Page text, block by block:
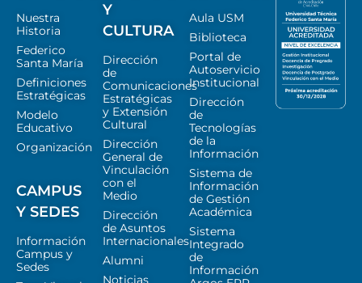
Nuestra
Historia
Federico
Santa María
Definiciones
Estratégicas
Modelo
Educativo
Organización
CAMPUS
Y SEDES
Información
Campus y
Sedes
Y
CULTURA
Dirección
de
Comunicaciones
Estratégicas
y Extensión
Cultural
Dirección
General de
Vinculación
con el
Medio
Dirección
de Asuntos
Internacionales
Alumni
Noticias
Aula USM
Biblioteca
Portal de
Autoservicio
Institucional
Dirección
de
Tecnologías
de la
Información
Sistema de
Información
de Gestión
Académica
Sistema
Integrado
de
Información